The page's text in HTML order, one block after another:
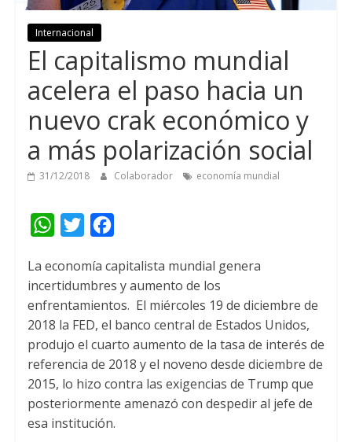
Internacional
El capitalismo mundial
acelera el paso hacia un
nuevo crak económico y
a más polarización social
31/12/2018 Colaborador economía mundial
W
a
t
s
A
p
p
i
t
t
e
r
c
e
b
o
o
k
La economía capitalista mundial genera
incertidumbres y aumento de los
enfrentamientos. El miércoles 19 de diciembre de
2018 la FED, el banco central de Estados Unidos,
produjo el cuarto aumento de la tasa de interés de
referencia de 2018 y el noveno desde diciembre de
2015, lo hizo contra las exigencias de Trump que
posteriormente amenazó con despedir al jefe de
esa institución.